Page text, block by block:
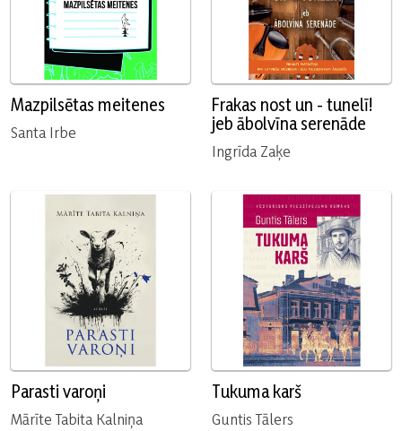
Mazpilsētas meitenes
Santa Irbe
Frakas nost un - tunelī!
jeb ābolvīna serenāde
Ingrīda Zaķe
Parasti varoņi
Mārīte Tabita Kalniņa
Tukuma karš
Guntis Tālers